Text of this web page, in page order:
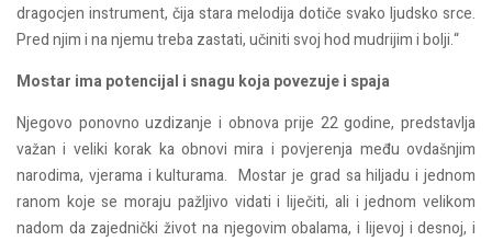
dragocjen instrument, čija stara melodija dotiče svako ljudsko srce.
Pred njim i na njemu treba zastati, učiniti svoj hod mudrijim i bolji.“
Mostar ima potencijal i snagu koja povezuje i spaja
Njegovo ponovno uzdizanje i obnova prije 22 godine, predstavlja
važan i veliki korak ka obnovi mira i povjerenja među ovdašnjim
narodima, vjerama i kulturama. Mostar je grad sa hiljadu i jednom
ranom koje se moraju pažljivo vidati i liječiti, ali i jednom velikom
nadom da zajednički život na njegovim obalama, i lijevoj i desnoj, i